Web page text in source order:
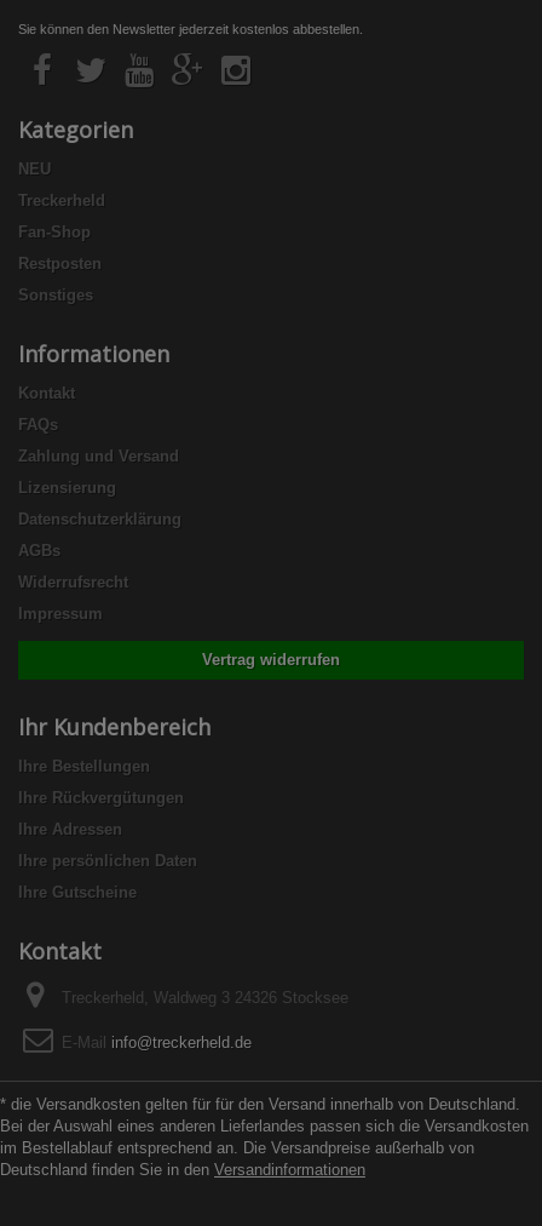
Sie können den Newsletter jederzeit kostenlos abbestellen.
Kategorien
NEU
Treckerheld
Fan-Shop
Restposten
Sonstiges
Informationen
Kontakt
FAQs
Zahlung und Versand
Lizensierung
Datenschutzerklärung
AGBs
Widerrufsrecht
Impressum
Vertrag widerrufen
Ihr Kundenbereich
Ihre Bestellungen
Ihre Rückvergütungen
Ihre Adressen
Ihre persönlichen Daten
Ihre Gutscheine
Kontakt
Treckerheld, Waldweg 3 24326 Stocksee
E-Mail info@treckerheld.de
* die Versandkosten gelten für für den Versand innerhalb von Deutschland.
Bei der Auswahl eines anderen Lieferlandes passen sich die Versandkosten
im Bestellablauf entsprechend an. Die Versandpreise außerhalb von
Deutschland finden Sie in den Versandinformationen